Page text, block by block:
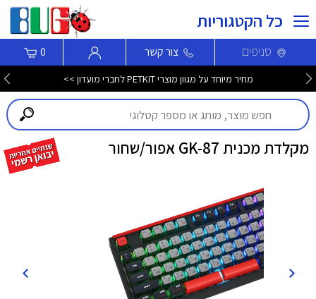
כל הקטגוריות
סניפים צור קשר 0
מחיר מיוחד על מגוון מוצרי PETKIT לחברי מועדון >>
מקלדת מכנית GK-87 אפור/שחור